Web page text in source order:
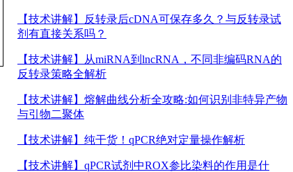
【技术讲解】
反转录后cDNA可保存多久？与反转录试
剂有直接关系吗？
【技术讲解】
从miRNA到lncRNA，不同非编码RNA的
反转录策略全解析
【技术讲解】 熔解曲线分析全攻略:如何识别非特异产物
与引物二聚体
【技术讲解】 纯干货！qPCR绝对定量操作解析
【技术讲解】 qPCR试剂中ROX参比染料的作用是什